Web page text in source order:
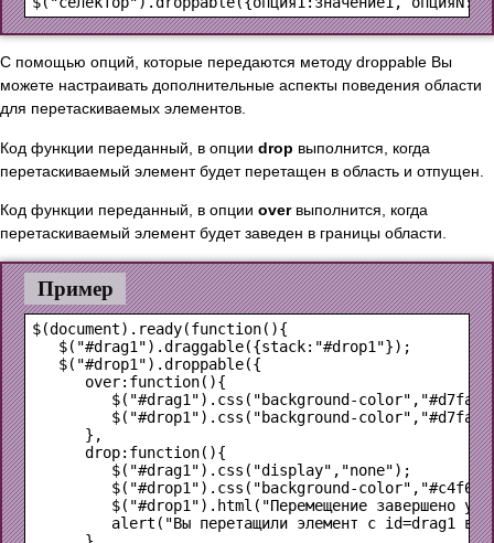
С помощью опций, которые передаются методу droppable Вы
можете настраивать дополнительные аспекты поведения области
для перетаскиваемых элементов.
Код функции переданный, в опции drop выполнится, когда
перетаскиваемый элемент будет перетащен в область и отпущен.
Код функции переданный, в опции overвыполнится, когда
перетаскиваемый элемент будет заведен в границы области.
Пример
$(document).ready(function(){
   $("#drag1").draggable({stack:"#drop1"});
   $("#drop1").droppable({
      over:function(){
$("#drag1").css("background-
$("#drop1").css("background-
      },
      drop:function(){
         $("#drag1").css("display","none");
$("#drop1").css("background-
$("#drop1").html("Перемещение завершено
alert("Вы перетащили элемент с id=drag1 в